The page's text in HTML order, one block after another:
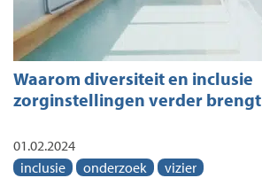
Waarom diversiteit en inclusie
zorginstellingen verder brengt
01.02.2024
inclusie
onderzoek vizier